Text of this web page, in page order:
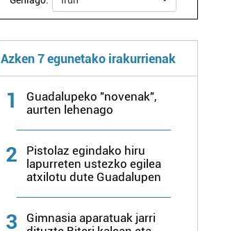
Azken 7 egunetako irakurrienak
1
Guadalupeko "novenak",
aurten lehenago
2
Pistolaz egindako hiru
lapurreten ustezko egilea
atxilotu dute Guadalupen
3
Gimnasia aparatuak jarri